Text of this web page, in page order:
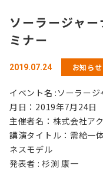
ソーラージャ
ミナー
2019.07.24 お知らせ
イベント名 :ソーラー
月日：2019年7月24日
主催者名：株式会社ア
講演タイトル：需給一
ネスモデル
発表者 : 杉渕 康一